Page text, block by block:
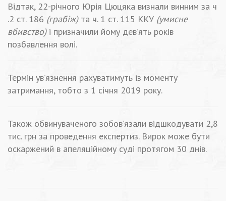
Відтак, 22-річного Юрія Цюцяка визнали винним за ч
.2 ст. 186 (грабіж)та ч. 1 ст. 115 ККУ (умисне
вбивство)і призначили йому дев’ять років
позбавлення волі.
Термін ув’язнення рахуватимуть із моменту
затримання, тобто з 1 січня 2019 року.
Також обвинуваченого зобов’язали відшкодувати 2,8
тис. грн за проведення експертиз. Вирок може бути
оскаржений в апеляційному суді протягом 30 днів.